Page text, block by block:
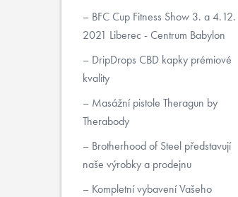
BFC Cup Fitness Show 3. a 4.12.
2021 Liberec - Centrum Babylon
DripDrops CBD kapky prémiové
kvality
Masážní pistole Theragun by
Therabody
Brotherhood of Steel představují
naše výrobky a prodejnu
Kompletní vybavení Vašeho